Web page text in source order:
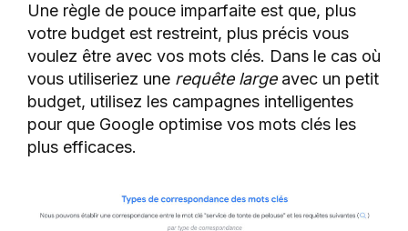
Une règle de pouce imparfaite est que, plus
votre budget est restreint, plus précis vous
voulez être avec vos mots clés. Dans le cas où
vous utiliseriez une requête largeavec un petit
budget, utilisez les campagnes intelligentes
pour que Google optimise vos mots clés les
plus efficaces.